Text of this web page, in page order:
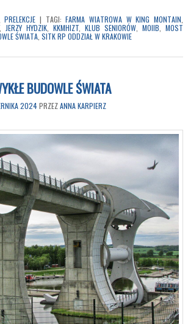
,PRELEKCJE | TAGI: FARMA WIATROWA W KING MONTAIN
, JERZY HYDZIK KKMHIZT KLUB SENIORÓW MOIIB
MOST
ŚWIATA SITK RP ODDZIAŁ W KRAKOWIE
BUDOWLE ŚWIATA
2024PRZEZANNA KARPIERZ